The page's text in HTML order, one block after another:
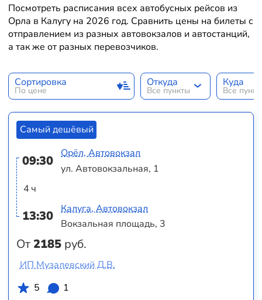
Посмотреть расписания всех автобусных рейсов из
Орла в Калугу на 2026 год. Сравнить цены на билеты с
отправлением из разных автовокзалов и автостанций,
а так же от разных перевозчиков.
Сортировка
По цене
Откуда
Все пункты
Куда
Все
Самый дешёвый
09:30
4 ч
13:30
От2185 руб.
Орёл, Автовокзал
ул. Автовокзальная, 1
Калуга, Автовокзал
Вокзальная площадь, 3
ИП Музалевский Д.В.
5
1